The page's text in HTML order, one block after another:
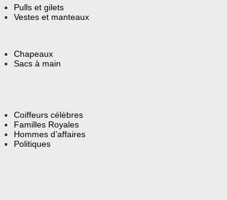
Pulls et gilets
Vestes et manteaux
Chapeaux
Sacs à main
Coiffeurs célèbres
Familles Royales
Hommes d’affaires
Politiques